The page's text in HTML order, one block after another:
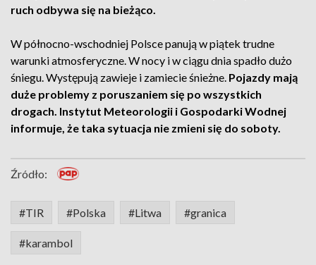
ruch odbywa się na bieżąco.
W północno-wschodniej Polsce panują w piątek trudne
warunki atmosferyczne. W nocy i w ciągu dnia spadło dużo
śniegu. Występują zawieje i zamiecie śnieżne. Pojazdy mają
duże problemy z poruszaniem się po wszystkich
drogach. Instytut Meteorologii i Gospodarki Wodnej
informuje, że taka sytuacja nie zmieni się do soboty.
Źródło:
#TIR #Polska #Litwa #granica
#karambol